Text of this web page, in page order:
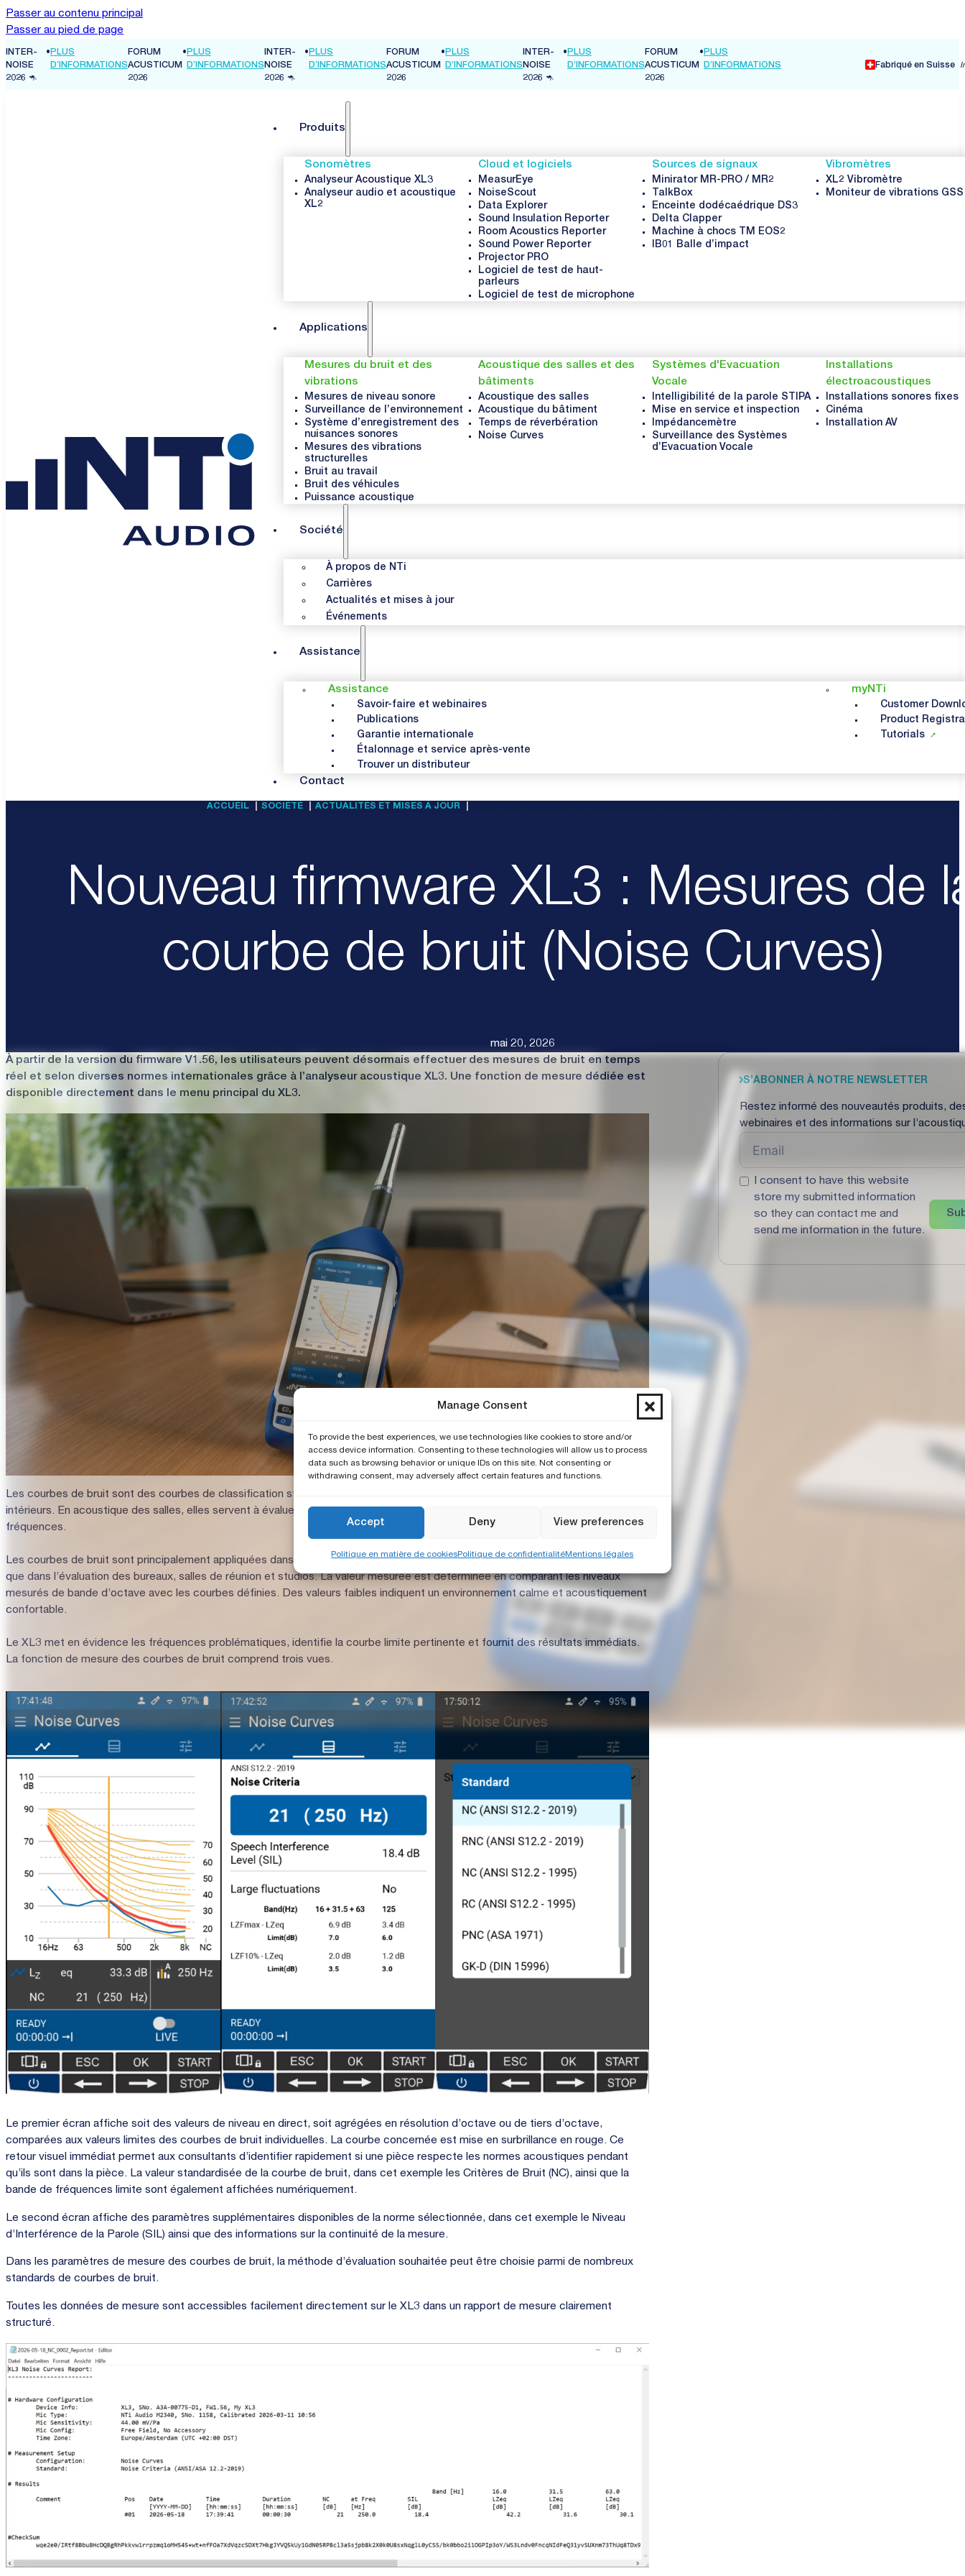
Manage Consent
To provide the best experiences, we use technologies like cookies to store and/or
access device information. Consenting to these technologies will allow us to process
data such as browsing behavior or unique IDs on this site. Not consenting or
withdrawing consent, may adversely affect certain features and functions.
Accept Deny View preferences
Politique en matière de cookiesPolitique de confidentialitéMentions légales
Passer au contenu principal
Passer au pied de page
INTER-
NOISE
2026 🦘
•PLUS
D’INFORMATIONS
FORUM
ACUSTICUM
2026
•PLUS
D’INFORMATIONS
INTER-
NOISE
2026 🦘
•PLUS
D’INFORMATIONS
FORUM
ACUSTICUM
2026
•PLUS
D’INFORMATIONS
Fabriqué en Suisse
Sonomètres
Analyseur Acoustique XL3
Analyseur audio et acoustique
Cloud et logiciels
MeasurEye
NoiseScout
Data Explorer
Sound Insulation Reporter
Room Acoustics Reporter
Sound Power Reporter
Projector PRO
Logiciel de test de haut-
parleurs
Sources de signaux
Minirator MR-PRO / MR2
TalkBox
Enceinte dodécaédrique DS3
Delta Clapper
Machine à chocs TM EOS2
Vibromètres
XL2 Vibromètre
Mesures du bruit et des
vibrations
Mesures de niveau sonore
Surveillance de l’environnement
Système d’enregistrement des
nuisances sonores
Mesures des vibrations
structurelles
Bruit au travail
Bruit des véhicules
Acoustique des salles et des
bâtiments
Acoustique des salles
Acoustique du bâtiment
Temps de réverbération
Systèmes d'Evacuation
Vocale
Intelligibilité de la parole STIPA
Mise en service et inspection
Impédancemètre
Surveillance des Systèmes
Installations
électroacoustiques
Installations sonores fixes
Cinéma
À propos de NTi
Carrières
Actualités et mises à jour
Événements
Assistance
Savoir-faire et webinaires
Publications
Garantie internationale
Étalonnage et service après-vente
myNTi
Customer
Product
Nouveau firmware XL3 : Mesures de
courbe de bruit (Noise Curves)
mai 20, 2026
À partir de la version du firmware V1.56, les utilisateurs peuvent désormais effectuer des mesures de bruit en temps
réel et selon diverses normes internationales grâce à l’analyseur acoustique XL3. Une fonction de mesure dédiée est
Les courbes de bruit sont des courbes de classification standardisées utilisées pour évaluer le bruit de fond en environnements
intérieurs. En acoustique des salles, elles servent à évaluer la qualité acoustique d’une pièce en fonction de son spectre de
Les courbes de bruit sont principalement appliquées dans la planification des systèmes de ventilation et de climatisation ainsi
que dans l’évaluation des bureaux, salles de réunion et studios. La valeur mesurée est déterminée en comparant les niveaux
mesurés de bande d’octave avec les courbes définies. Des valeurs faibles indiquent un environnement calme et acoustiquement
Le XL3 met en évidence les fréquences problématiques, identifie la courbe limite pertinente et fournit des résultats immédiats.
Le premier écran affiche soit des valeurs de niveau en direct, soit agrégées en résolution d’octave ou de tiers d’octave,
comparées aux valeurs limites des courbes de bruit individuelles. La courbe concernée est mise en surbrillance en rouge. Ce
retour visuel immédiat permet aux consultants d’identifier rapidement si une pièce respecte les normes acoustiques pendant
qu’ils sont dans la pièce. La valeur standardisée de la courbe de bruit, dans cet exemple les Critères de Bruit (NC), ainsi que la
Le second écran affiche des paramètres supplémentaires disponibles de la norme sélectionnée, dans cet exemple le Niveau
Dans les paramètres de mesure des courbes de bruit, la méthode d’évaluation souhaitée peut être choisie parmi de nombreux
Toutes les données de mesure sont accessibles facilement directement sur le XL3 dans un rapport de mesure clairement
Restez informé des nouveautés produits,
webinaires et des informations sur
I consent to have this website
store my submitted information
so they can contact me and